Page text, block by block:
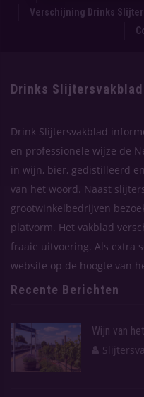
Verschijning Drinks
Drinks Slijtersvakblad
Drink Slijtersvakblad
en professionele wijze de
in wijn, bier, gedistilleerd
van het woord. Naast
grootwinkelbedrijven
platvorm. Het vakblad
fraaie uitvoering. Als extra
website op de hoogte van
Recente Berichten
Wijn van